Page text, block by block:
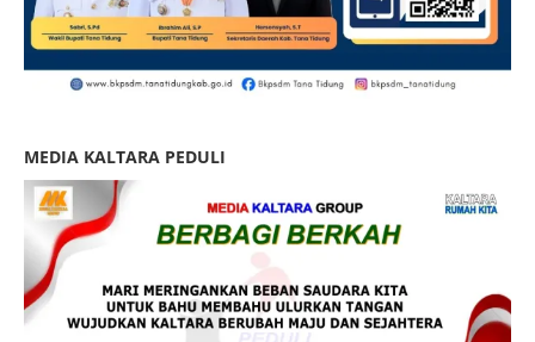
MEDIA KALTARA PEDULI